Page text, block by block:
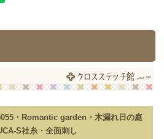
・Romantic garden・木漏れ日の庭
S社糸・全面刺し